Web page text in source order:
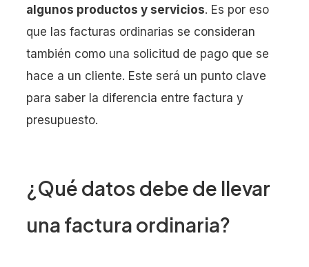
algunos productos y servicios. Es por eso
que las facturas ordinarias se consideran
también como una solicitud de pago que se
hace a un cliente. Este será un punto clave
para saber la diferencia entre factura y
presupuesto.
¿Qué datos debe de llevar
una factura ordinaria?